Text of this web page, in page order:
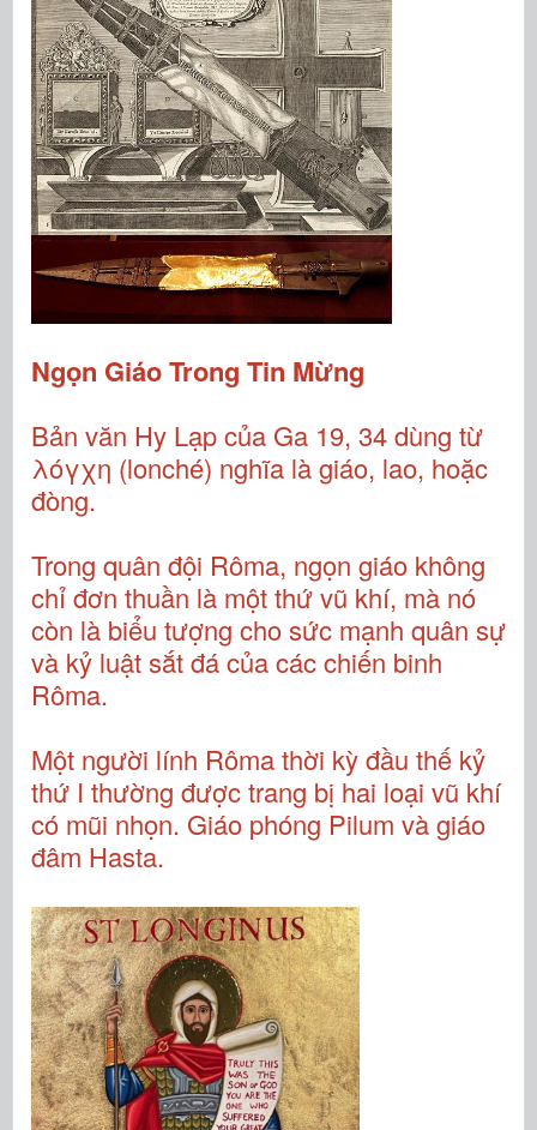
Ngọn Giáo Trong Tin Mừng
Bản văn Hy Lạp của Ga 19, 34 dùng từ
λόγχη (lonché) nghĩa là giáo, lao, hoặc
đòng.
Trong quân đội Rôma, ngọn giáo không
chỉ đơn thuần là một thứ vũ khí, mà nó
còn là biểu tượng cho sức mạnh quân sự
và kỷ luật sắt đá của các chiến binh
Rôma.
Một người lính Rôma thời kỳ đầu thế kỷ
thứ I thường được trang bị hai loại vũ khí
có mũi nhọn. Giáo phóng Pilum và giáo
đâm Hasta.